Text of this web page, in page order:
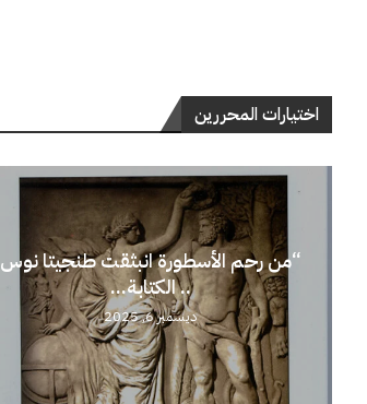
اختيارات المحررين
“من رحم الأسطورة انبثقت طنجيتا نوس
.. الكتابة...
ديسمبر 6, 2025